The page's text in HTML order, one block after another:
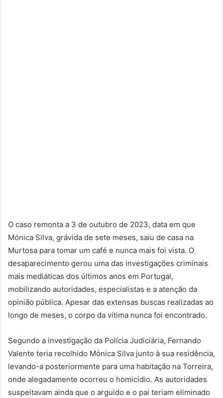
O caso remonta a 3 de outubro de 2023, data em que
Mónica Silva, grávida de sete meses, saiu de casa na
Murtosa para tomar um café e nunca mais foi vista. O
desaparecimento gerou uma das investigações criminais
mais mediáticas dos últimos anos em Portugal,
mobilizando autoridades, especialistas e a atenção da
opinião pública. Apesar das extensas buscas realizadas ao
longo de meses, o corpo da vítima nunca foi encontrado.
Segundo a investigação da Polícia Judiciária, Fernando
Valente teria recolhido Mónica Silva junto à sua residência,
levando-a posteriormente para uma habitação na Torreira,
onde alegadamente ocorreu o homicídio. As autoridades
suspeitavam ainda que o arguido e o pai teriam eliminado